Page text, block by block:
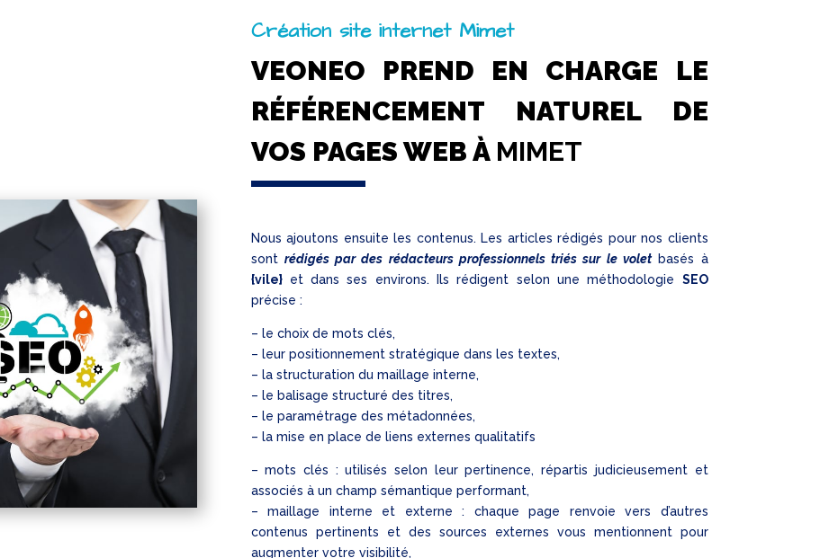
Création site internet Mimet
VEONEO PREND EN CHARGE LE
RÉFÉRENCEMENT NATUREL DE
VOS PAGES WEB À MIMET
Nous ajoutons ensuite les contenus. Les articles rédigés pour nos clients
sont rédigés par des rédacteurs professionnels triés sur le voletbasés à
{vile}et dans ses environs. Ils rédigent selon une méthodologie SEO
précise :
– le choix de mots clés,
– leur positionnement stratégique dans les textes,
– la structuration du maillage interne,
– le balisage structuré des titres,
– le paramétrage des métadonnées,
– la mise en place de liens externes qualitatifs
– mots clés : utilisés selon leur pertinence, répartis judicieusement et
associés à un champ sémantique performant,
– maillage interne et externe : chaque page renvoie vers d’autres
contenus pertinents et des sources externes vous mentionnent pour
augmenter votre visibilité,